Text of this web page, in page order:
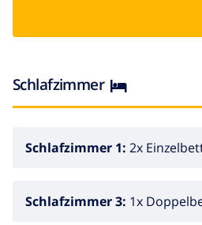
"Els Molins" ist ein Sandstrand
Schlafzimmer
Schlafzimmer 1: 2x
Schlafzimmer 3: 1x